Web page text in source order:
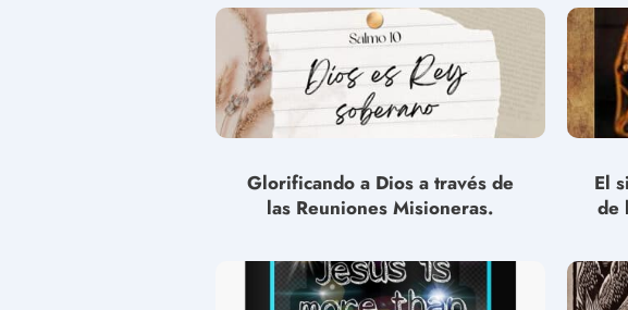
Glorificando a Dios a través de
las Reuniones Misioneras.
El
de